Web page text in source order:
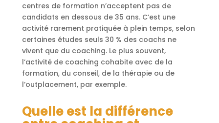
centres de formation n’acceptent pas de
candidats en dessous de 35 ans. C’est une
activité rarement pratiquée à plein temps, selon
certaines études seuls 30 % des coachs ne
vivent que du coaching. Le plus souvent,
l’activité de coaching cohabite avec de la
formation, du conseil, de la thérapie ou de
l’outplacement, par exemple.
Quelle est la différence